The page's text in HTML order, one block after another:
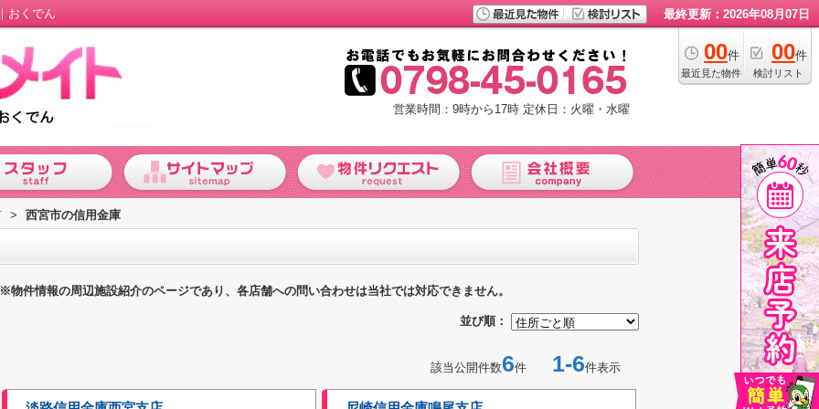
おくでん 最終更新：2026年08月07日
00件
最近見た物件
00件
検討リスト
営業時間：9時から17時 定休日：火曜・水曜
> 西宮市の信用金庫
※物件情報の周辺施設紹介のページであり、各店舗への問い合わせは当社では対応できません。
並び順：
該当公開件数6件 1-6件表示